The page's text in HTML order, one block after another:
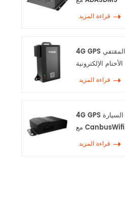
قراءة المزيد
4G GPS المقتفي
الأختام الإلكترونية
قراءة المزيد
4G GPS تعقب السيارة
مع CanbusWifi
قراءة المزيد